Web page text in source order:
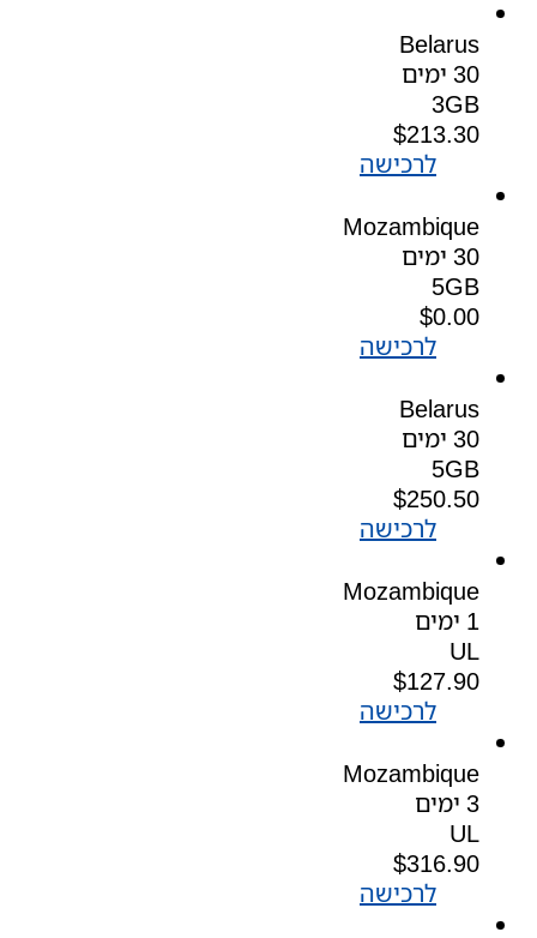
Belarus
30 ימים
3GB
$213.30
לרכישה
Mozambique
30 ימים
5GB
$0.00
לרכישה
Belarus
30 ימים
5GB
$250.50
לרכישה
Mozambique
1 ימים
UL
$127.90
לרכישה
Mozambique
3 ימים
UL
$316.90
לרכישה